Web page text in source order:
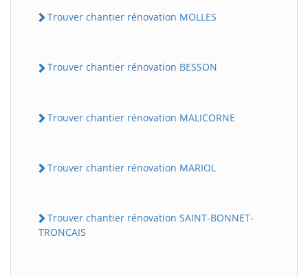
Trouver chantier rénovation MOLLES
Trouver chantier rénovation BESSON
Trouver chantier rénovation MALICORNE
Trouver chantier rénovation MARIOL
Trouver chantier rénovation SAINT-BONNET-
TRONCAIS